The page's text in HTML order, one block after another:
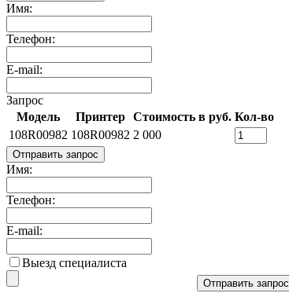
Имя:
Телефон:
E-mail:
Запрос
Модель
Принтер Стоимость в руб. Кол-во
108R00982 108R00982 2 000
Отправить запрос
Имя:
Телефон:
E-mail:
Выезд специалиста
Отправить запрос